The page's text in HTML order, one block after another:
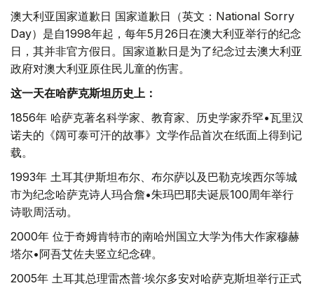
澳大利亚国家道歉日 国家道歉日（英文：National Sorry
Day）是自1998年起，每年5月26日在澳大利亚举行的纪念
日，其并非官方假日。国家道歉日是为了纪念过去澳大利亚
政府对澳大利亚原住民儿童的伤害。
这一天在哈萨克斯坦历史上：
1856年 哈萨克著名科学家、教育家、历史学家乔罕•瓦里汉
诺夫的《阔可泰可汗的故事》文学作品首次在纸面上得到记
载。
1993年 土耳其伊斯坦布尔、布尔萨以及巴勒克埃西尔等城
市为纪念哈萨克诗人玛合詹•朱玛巴耶夫诞辰100周年举行
诗歌周活动。
2000年 位于奇姆肯特市的南哈州国立大学为伟大作家穆赫
塔尔•阿吾艾佐夫竖立纪念碑。
2005年 土耳其总理雷杰普·埃尔多安对哈萨克斯坦举行正式